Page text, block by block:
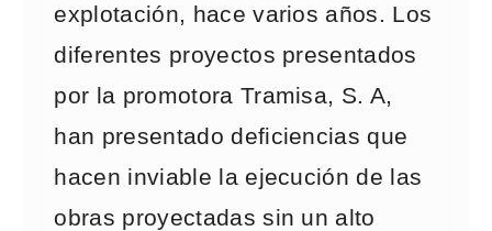
explotación, hace varios años. Los
diferentes proyectos presentados
por la promotora Tramisa, S. A,
han presentado deficiencias que
hacen inviable la ejecución de las
obras proyectadas sin un alto